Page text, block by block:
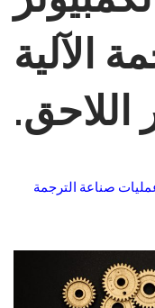
الآلية
اللاحق.
صناعة الترجمة